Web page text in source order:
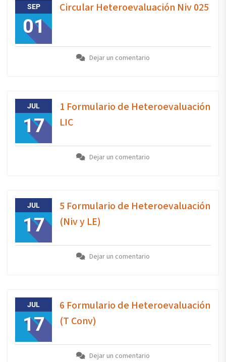
SEP
01
Circular Heteroevaluación Niv 025
Dejar un comentario
JUL
17
1 Formulario de Heteroevaluación
LIC
Dejar un comentario
JUL
17
5 Formulario de Heteroevaluación
(Niv y LE)
Dejar un comentario
JUL
17
6 Formulario de Heteroevaluación
(T Conv)
Dejar un comentario